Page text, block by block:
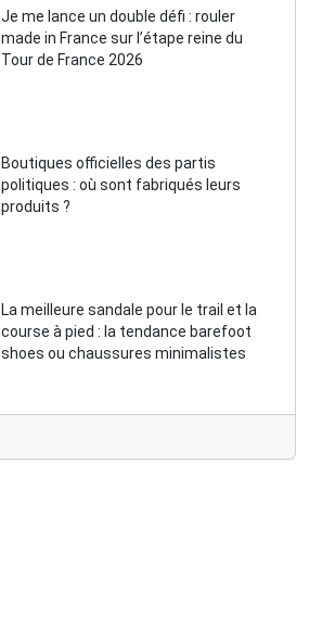
Je me lance un double défi : rouler
made in France sur l’étape reine du
Tour de France 2026
Boutiques officielles des partis
politiques : où sont fabriqués leurs
produits ?
La meilleure sandale pour le trail et la
course à pied : la tendance barefoot
shoes ou chaussures minimalistes